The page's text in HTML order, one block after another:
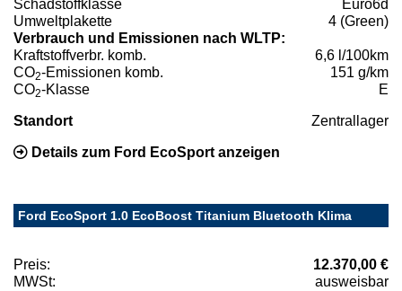
Schadstoffklasse
Euro6d
Umweltplakette
4 (Green)
Verbrauch und Emissionen nach WLTP:
Kraftstoffverbr. komb.
6,6 l/100km
CO2-Emissionen komb.
151 g/km
CO2-Klasse E
Standort Zentrallager
Details zum Ford EcoSport anzeigen
Ford EcoSport 1.0 EcoBoost Titanium Bluetooth Klima
Preis:
12.370,00 €
MWSt:
ausweisbar